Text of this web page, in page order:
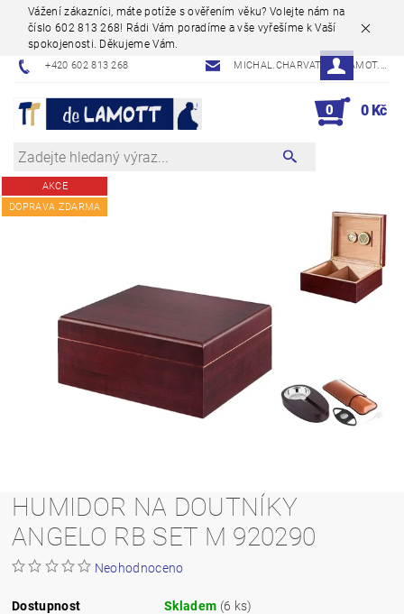
Vážení zákazníci, máte potíže s ověřením věku? Volejte nám na
číslo 602 813 268! Rádi Vám poradíme a vše vyřešíme k Vaší
spokojenosti. Děkujeme Vám.
+420 602 813 268 MICHAL.CHARVAT@DELAMOT.CZ
0 0 Kč
AKCE
DOPRAVA ZDARMA
HUMIDOR NA DOUTNÍKY
ANGELO RB SET M 920290
Neohodnoceno
Dostupnost Skladem (6 ks)